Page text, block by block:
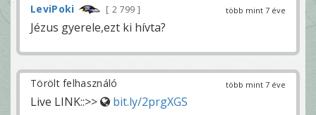
több mint 7 éve
LeviPoki 2 799
Jézus gyerele,ezt ki hívta?
több mint 7 éve
Törölt felhasználó
Live LINK::>>
bit.ly/2prgXGS